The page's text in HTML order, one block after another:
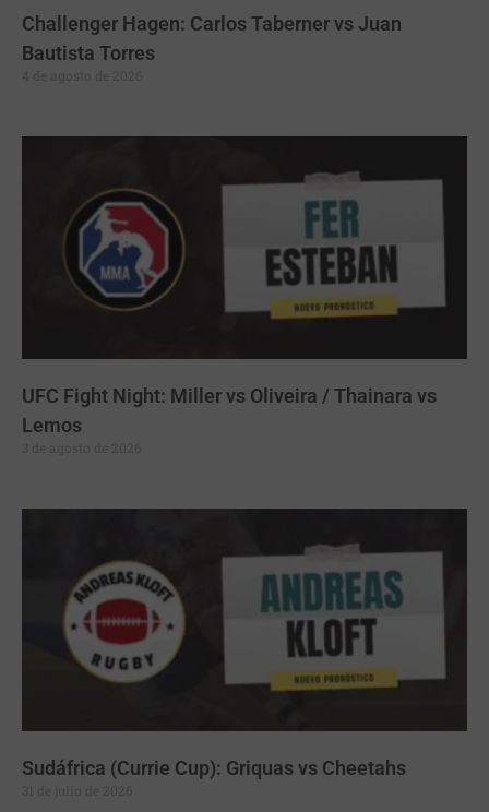
Challenger Hagen: Carlos Taberner vs Juan
Bautista Torres
UFC Fight Night: Miller vs Oliveira / Thainara vs
Lemos
Sudáfrica (Currie Cup): Griquas vs Cheetahs